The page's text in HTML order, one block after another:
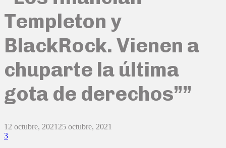
Templeton y
BlackRock. Vienen a
chuparte la última
gota de derechos””
12 octubre, 2021 25 octubre, 2021
3